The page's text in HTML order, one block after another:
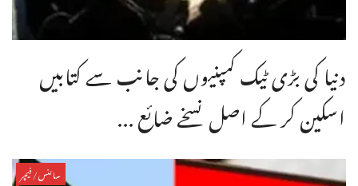
دنیا کی بڑی ٹیک کمپنیوں کی جانب سے کتابیں
اسکین کر کے اصل نسخے ضائع ...
سائنس/فیچر